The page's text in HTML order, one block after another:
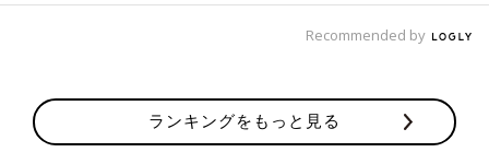
Recommended by
ランキングをもっと見る